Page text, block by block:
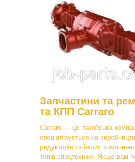
Запчастини та
та КПП Carraro
Carraro — це італійська
спеціалізується на
редукторів та інших
типів спецтехніки. Якщо вам